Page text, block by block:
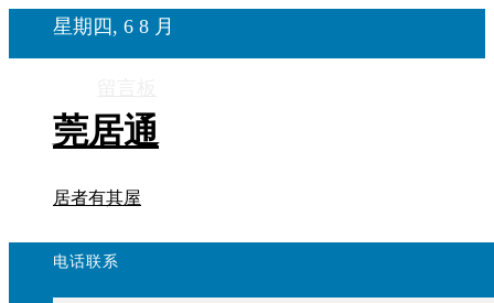
星期四, 6 8 月
莞居通
居者有其屋
电话联系